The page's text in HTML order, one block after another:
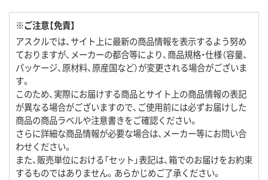
※ご注意【免責】
アスクルでは、サイト上に最新の商品情報を表示するよう努め
ておりますが、メーカーの都合等により、商品規格・仕様（容量、
パッケージ、原材料、原産国など）が変更される場合がございま
す。
このため、実際にお届けする商品とサイト上の商品情報の表記
が異なる場合がございますので、ご使用前には必ずお届けした
商品の商品ラベルや注意書きをご確認ください。
さらに詳細な商品情報が必要な場合は、メーカー等にお問い合
わせください。
また、販売単位における「セット」表記は、箱でのお届けをお約束
するものではありません。あらかじめご了承ください。